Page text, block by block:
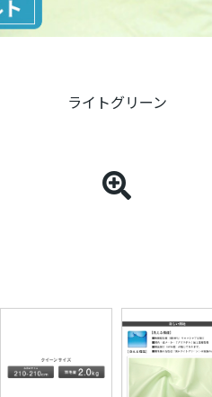
ライトグリーン